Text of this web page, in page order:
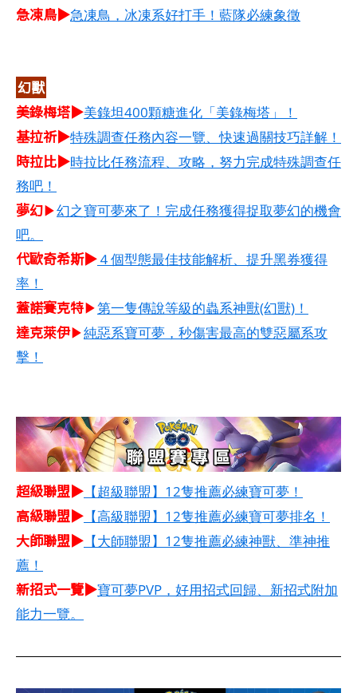
急凍鳥▶急凍鳥，冰凍系好打手！藍隊必練象徵
幻獸
美錄梅塔▶美錄坦400顆糖進化「美錄梅塔」！
基拉祈▶特殊調查任務內容一覽、快速過關技巧詳解！
時拉比▶時拉比任務流程、攻略，努力完成特殊調查任
務吧！
夢幻▶幻之寶可夢來了！完成任務獲得捉取夢幻的機會
吧。
代歐奇希斯▶４個型態最佳技能解析、提升黑券獲得
率！
蓋諾賽克特▶第一隻傳說等級的蟲系神獸(幻獸)！
達克萊伊▶純惡系寶可夢，秒傷害最高的雙惡屬系攻
擊！
超級聯盟▶ 【超級聯盟】12隻推薦必練寶可夢！
高級聯盟▶ 【高級聯盟】12隻推薦必練寶可夢排名！
大師聯盟▶ 【大師聯盟】12隻推薦必練神獸、準神推
薦！
新招式一覽▶寶可夢PVP，好用招式回歸、新招式附加
能力一覽。